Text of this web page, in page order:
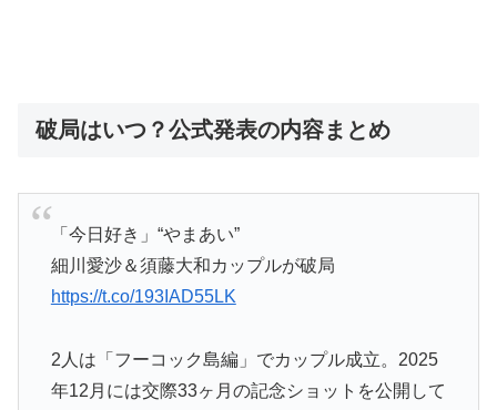
破局はいつ？公式発表の内容まとめ
「今日好き」“やまあい”
細川愛沙＆須藤大和カップルが破局
https://t.co/193IAD55LK
2人は「フーコック島編」でカップル成立。2025
年12月には交際33ヶ月の記念ショットを公開して